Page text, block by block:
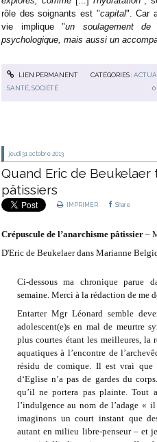
rôle des soignants est "capital". Car
vie implique "un soulagement
psychologique, mais aussi un
LIEN PERMANENT CATÉGORIES :
SANTÉ ,SOCIÉTÉ 0
jeudi 31 octobre 2013
Quand Eric de Beukelaer
pâtissiers
IMPRIMER Share
Crépuscule de l’anarchisme pâtissier –
D'Eric de Beukelaer dans Marianne
Ci-dessous ma chronique parue
semaine. Merci à la rédaction de me
Entarter Mgr Léonard semble
adolescent(e)s en mal de meurtre
plus courtes étant les meilleures, la
aquatiques à l’encontre de
résidu de comique. Il est vrai que
d‘Eglise n’a pas de gardes du
qu’il ne portera pas plainte. Tout
l’indulgence au nom de l’adage «
imaginons un court instant que
autant en milieu libre-penseur – et